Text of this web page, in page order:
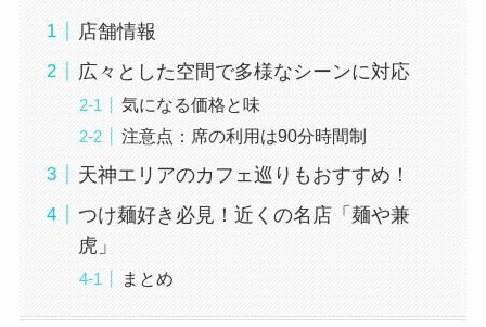
店舗情報
広々とした空間で多様なシーンに対応
気になる価格と味
注意点：席の利用は90分時間制
天神エリアのカフェ巡りもおすすめ！
つけ麺好き必見！近くの名店「麺や兼
虎」
まとめ